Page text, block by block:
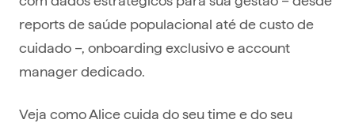
reports de saúde populacional até de custo de
cuidado –, onboarding exclusivo e account
manager dedicado.
Veja como Alice cuida do seu time e do seu